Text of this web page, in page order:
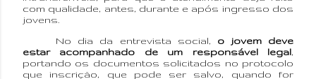
com qualidade, antes, durante e após ingresso dos
jovens.
No dia da entrevista social, o jovem deve
estar acompanhado de um responsável legal,
portando os documentos solicitados no protocolo
que inscrição, que pode ser salvo, quando for